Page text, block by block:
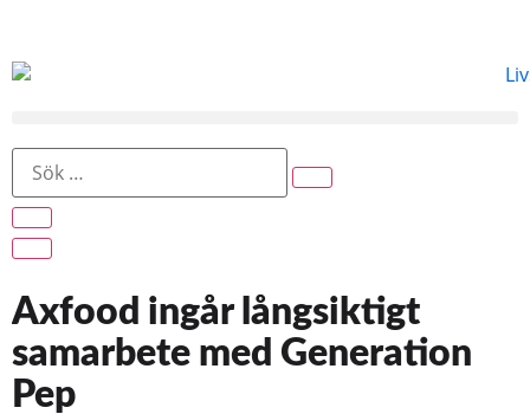
Axfood ingår långsiktigt
samarbete med Generation
Pep